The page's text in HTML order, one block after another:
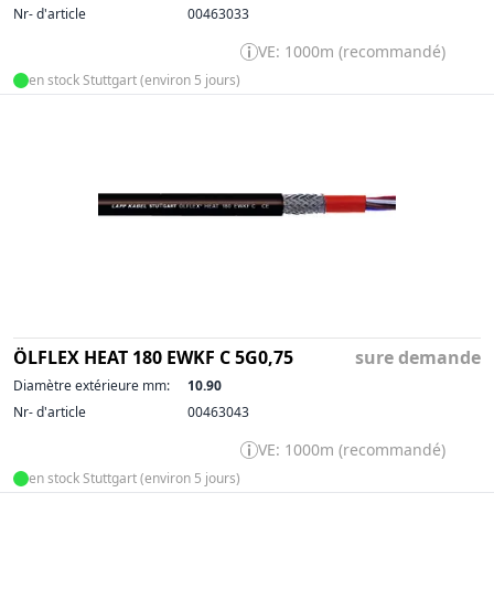
Nr- d'article
00463033
VE: 1000m (recommandé)
en stock Stuttgart (environ 5 jours)
ÖLFLEX HEAT 180 EWKF C 5G0,75 sure demande
Diamètre extérieure mm:
10.90
Nr- d'article
00463043
VE: 1000m (recommandé)
en stock Stuttgart (environ 5 jours)